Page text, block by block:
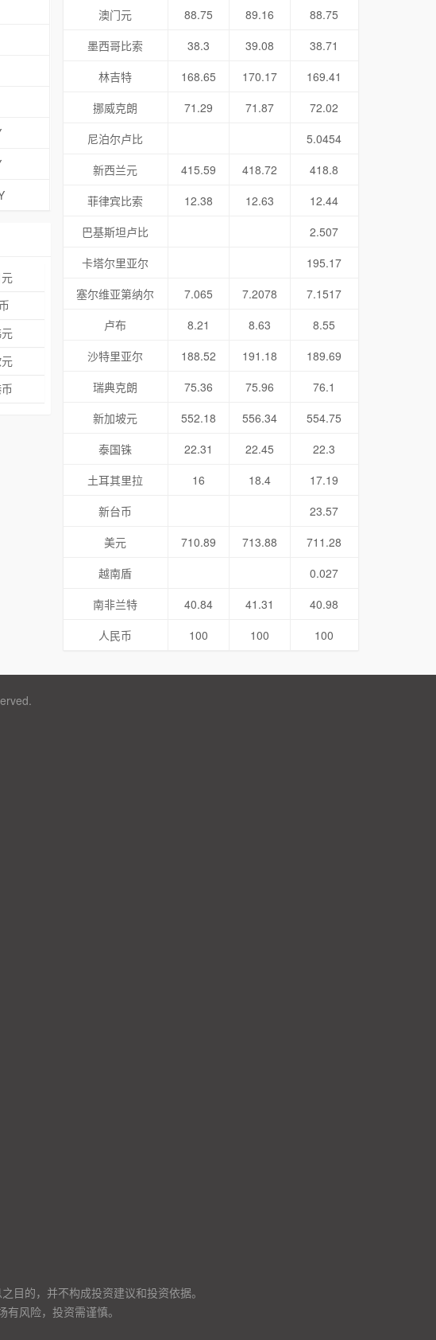
澳门元
88.75 89.16
88.75
墨西哥比索
38.3 39.08
38.71
林吉特
168.65 170.17
169.41
挪威克朗
71.29 71.87
72.02
尼泊尔卢比
5.0454
新西兰元
415.59 418.72
418.8
菲律宾比索
12.38 12.63
12.44
巴基斯坦卢比
2.507
卡塔尔里亚尔
195.17
塞尔维亚第纳尔
7.065 7.2078
7.1517
卢布
8.21 8.63
8.55
沙特里亚尔
188.52 191.18
189.69
瑞典克朗
75.36 75.96
76.1
新加坡元
552.18 556.34
554.75
泰国铢
22.31 22.45
22.3
土耳其里拉
16 18.4
17.19
新台币
23.57
美元
710.89 713.88
711.28
越南盾
0.027
南非兰特
40.84 41.31
40.98
人民币
100 100 100
目的，并不构成投资建议和投资依据。
风险，投资需谨慎。